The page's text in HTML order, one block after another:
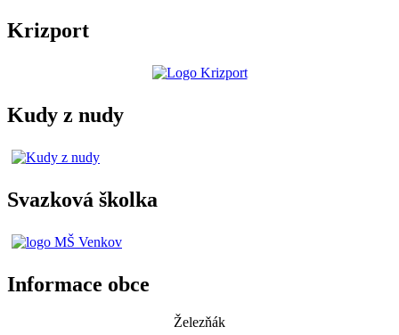
Krizport
Kudy z nudy
Svazková školka
Informace obce
Železňák